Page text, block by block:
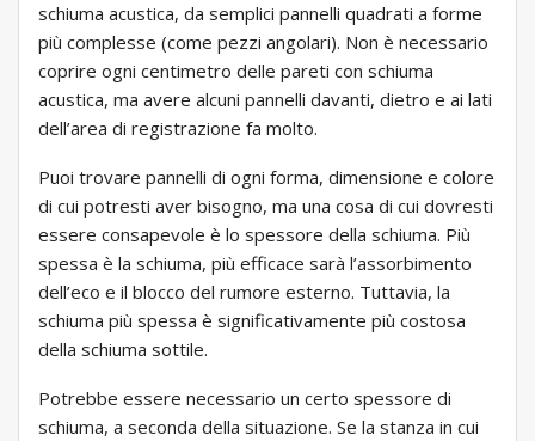
schiuma acustica, da semplici pannelli quadrati a forme
più complesse (come pezzi angolari). Non è necessario
coprire ogni centimetro delle pareti con schiuma
acustica, ma avere alcuni pannelli davanti, dietro e ai lati
dell’area di registrazione fa molto.
Puoi trovare pannelli di ogni forma, dimensione e colore
di cui potresti aver bisogno, ma una cosa di cui dovresti
essere consapevole è lo spessore della schiuma. Più
spessa è la schiuma, più efficace sarà l’assorbimento
dell’eco e il blocco del rumore esterno. Tuttavia, la
schiuma più spessa è significativamente più costosa
della schiuma sottile.
Potrebbe essere necessario un certo spessore di
schiuma, a seconda della situazione. Se la stanza in cui